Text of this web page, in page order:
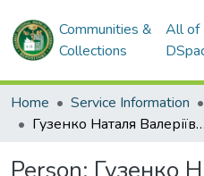
Communities &
Collections
All of
Home Service Information
Гузенко Наталя Валеріївна